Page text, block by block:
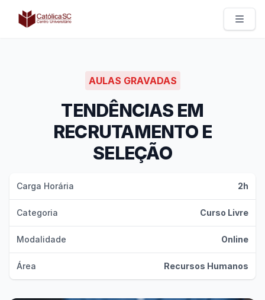
Católica SC | Experts
AULAS GRAVADAS
TENDÊNCIAS EM
RECRUTAMENTO E
SELEÇÃO
Carga Horária 2h
Categoria Curso Livre
Modalidade Online
Área Recursos Humanos